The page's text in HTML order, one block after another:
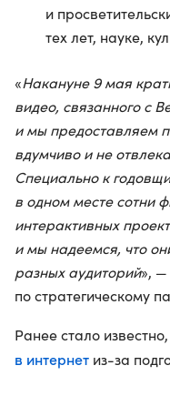
и
тех лет, науке,
«Накануне 9 мая
видео, связанного с
и мы предоставляем
вдумчиво и не
Специально к
в одном месте сотни
интерактивных
и мы надеемся, что
разных аудиторий», —
по стратегическому
Ранее стало
в интернет из-за